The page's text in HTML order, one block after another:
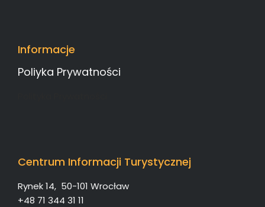
Informacje
Poliyka Prywatności
Centrum Informacji Turystycznej
Rynek 14, 50-101 Wrocław
+48 71 344 31 11